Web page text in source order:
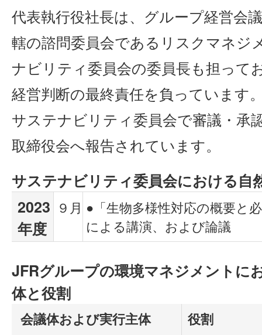
代表執行役社長は、グループ経営会
轄の諮問委員会であるリスクマネジ
ナビリティ委員会の委員長も担って
経営判断の最終責任を負っています
サステナビリティ委員会で審議・承
取締役会へ報告されています。
サステナビリティ委員会における自
2023
年度
９月 ●「生物多様性対応の概要と
による講演、および論議
JFRグループの環境マネジメントに
体と役割
会議体および実行主体
役割